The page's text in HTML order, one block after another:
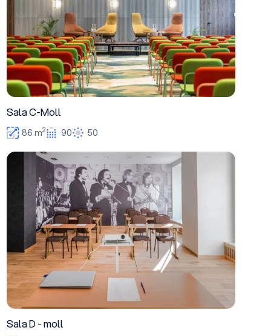
Sala C-Moll
86 m2 90 50
Sala D - moll
Sala D - moll